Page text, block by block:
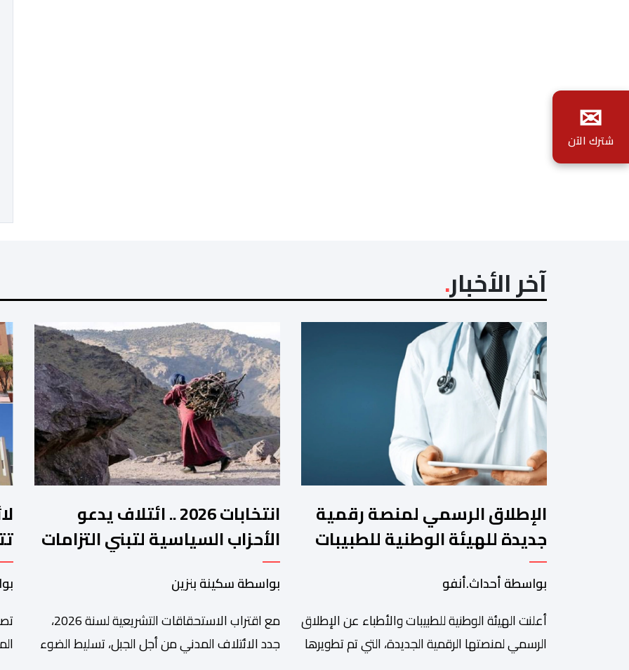
آخر الأخبار
الإطلاق الرسمي لمنصة رقمية
جديدة للهيئة الوطنية للطبيبات
والأطباء
بواسطة أحداث.أنفو
أعلنت الهيئة الوطنية للطبيبات والأطباء عن الإطلاق
الرسمي لمنصتها الرقمية الجديدة، التي تم تطويرها
انتخابات 2026 .. ائتلاف يدعو
الأحزاب السياسية لتبني التزامات
واضحة تجاه المناطق الجبلية
بواسطة سكينة بنزين
مع اقتراب الاستحقاقات التشريعية لسنة 2026،
جدد الائتلاف المدني من أجل الجبل، تسليط الضوء
✉
شترك الآن